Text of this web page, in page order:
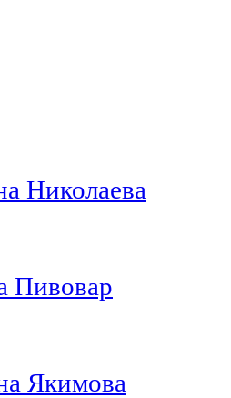
Николаева
Пивовар
Якимова